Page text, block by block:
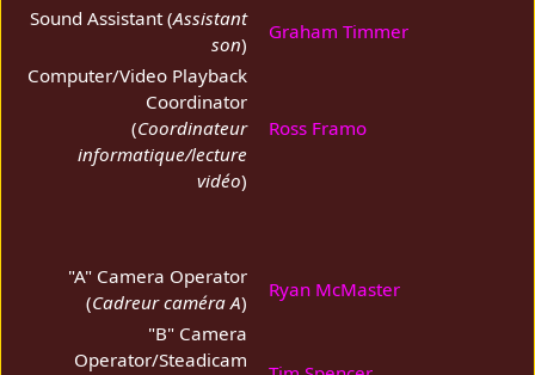
Sound Assistant (Assistant
son)
Graham Timmer
Computer/Video Playback
Coordinator
(Coordinateur
informatique/lecture
vidéo)
Ross Framo
"A" Camera Operator
(Cadreur caméra A)
Ryan McMaster
"B" Camera
Operator/Steadicam